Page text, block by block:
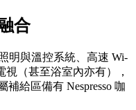
合
明與溫控系統、高速 Wi-
（甚至浴室內亦有），
給區備有 Nespresso 咖